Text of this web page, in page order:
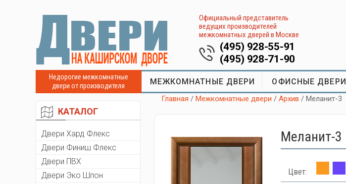
Официальный представитель
ведущих производителей
межкомнатных дверей в Москве
(495) 928-55-91
(495) 928-71-90
Недорогие межкомнатные
двери от производителя
МЕЖКОМНАТНЫЕ ДВЕРИ ОФИСНЫЕ ДВЕРИ
КАТАЛОГ
Двери Хард Флекс
Двери Финиш Флекс
Двери ПВХ
Двери Эко Шпон
Главная /Межкомнатные двери /Архив / Меланит-3
Меланит-3
Цвет: